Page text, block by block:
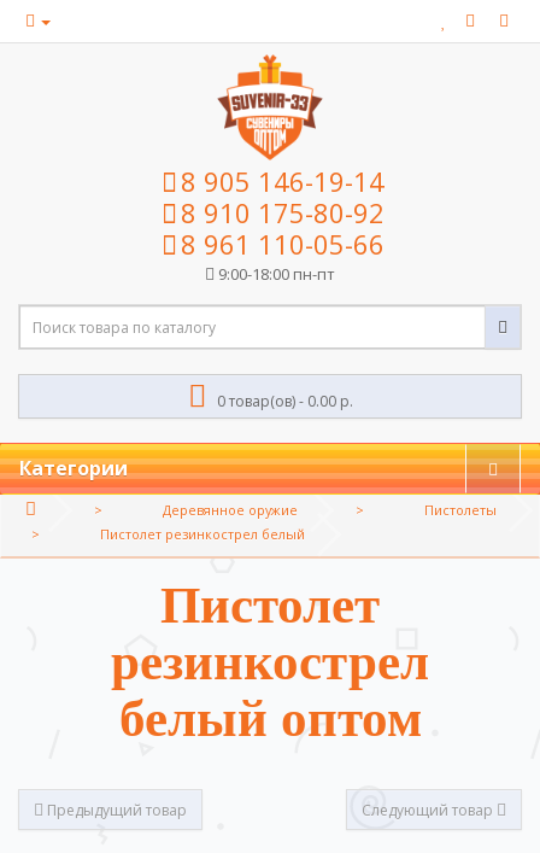
8 905 146-19-14
8 910 175-80-92
8 961 110-05-66
9:00-18:00 пн-пт
0 товар(ов) - 0.00 р.
Категории
Деревянное оружие
Пистолеты
Пистолет резинкострел белый
Пистолет
резинкострел
белый оптом
Предыдущий товар Следующий товар